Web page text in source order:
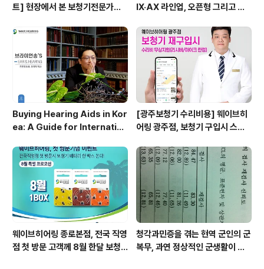
트] 현장에서 본 보청기전문가의
청기전문가는 어떻게 만들어지는
IX·AX 라인업, 오픈형 그리고 귓
브히어링 부산직영점
Buying Hearing Aids in Kor
ea: A Guide for Internation
Audiologist,BrianSong
[광주보청기 수리비용] 웨이브히
어링 광주점, 보청기 구입시 스페
웨이브히어링 종로본점, 전국 직영
점 첫 방문 고객께 8월 한달 보청
청각과민증을 겪는 현역 군인의 군
복무, 과연 정상적인 군생활이 가